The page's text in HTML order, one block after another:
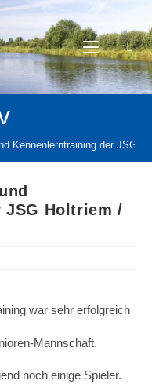
Kennenlerntraining der JSG
Holtriem /
war sehr erfolgreich
Mannschaft.
noch einige Spieler.